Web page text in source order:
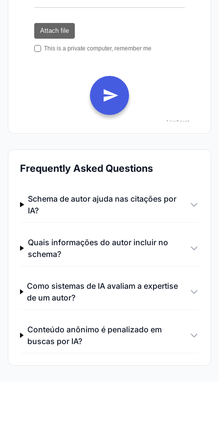
Frequently Asked Questions
Schema de autor ajuda nas citações por
IA?
Quais informações do autor incluir no
schema?
Como sistemas de IA avaliam a expertise
de um autor?
Conteúdo anônimo é penalizado em
buscas por IA?